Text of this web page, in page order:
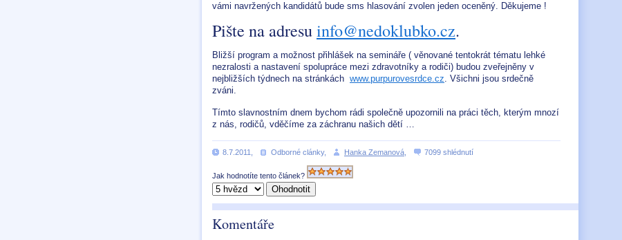
vámi navržených kandidátů bude sms hlasování zvolen jeden oceněný. Děkujeme !
Pište na adresuinfo@nedoklubko.cz.
Bližší program a možnost přihlášek na semináře ( věnované tentokrát tématu lehké
nezralosti a nastavení spolupráce mezi zdravotníky a rodiči) budou zveřejněny v
nejbližších týdnech na stránkách www.purpurovesrdce.cz. Všichni jsou srdečně
zváni.
Tímto slavnostním dnem bychom rádi společně upozornili na práci těch, kterým mnozí
z nás, rodičů, vděčíme za záchranu našich dětí …
8.7.2011 Odborné clánky, Hanka Zemanová 7099 shlédnutí
Jak hodnotíte tento článek?
Komentáře